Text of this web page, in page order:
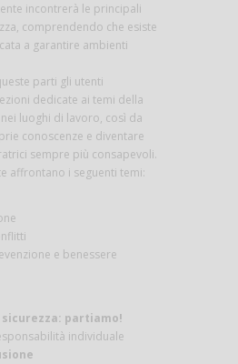
incontrerà le principali
comprendendo che esiste
a garantire ambienti
parti gli utenti
dedicate ai temi della
luoghi di lavoro, così da
conoscenze e diventare
sempre più consapevoli.
affrontano i seguenti temi:
e benessere
partiamo!
individuale